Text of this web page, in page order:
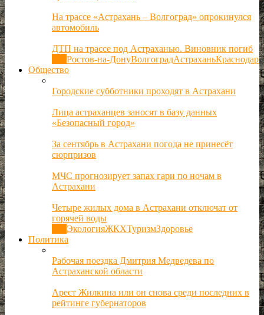
На трассе «Астрахань – Волгоград» опрокинулся
автомобиль
ДТП на трассе под Астраханью. Виновник погиб
Ростов-на-ДонуВолгоградАстраханьКраснодар
Общество
Городские субботники проходят в Астрахани
Лица астраханцев заносят в базу данных
«Безопасный город»
За сентябрь в Астрахани погода не принесёт
сюрпризов
МЧС прогнозирует запах гари по ночам в
Астрахани
Четыре жилых дома в Астрахани отключат от
горячей воды
ЭкологияЖКХТуризмЗдоровье
Политика
Рабочая поездка Дмитрия Медведева по
Астраханской области
Арест Жилкина или он снова среди последних в
рейтинге губернаторов